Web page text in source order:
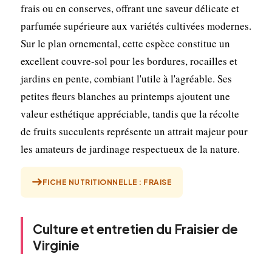
frais ou en conserves, offrant une saveur délicate et
parfumée supérieure aux variétés cultivées modernes.
Sur le plan ornemental, cette espèce constitue un
excellent couvre-sol pour les bordures, rocailles et
jardins en pente, combiant l'utile à l'agréable. Ses
petites fleurs blanches au printemps ajoutent une
valeur esthétique appréciable, tandis que la récolte
de fruits succulents représente un attrait majeur pour
les amateurs de jardinage respectueux de la nature.
FICHE NUTRITIONNELLE : FRAISE
Culture et entretien du Fraisier de
Virginie